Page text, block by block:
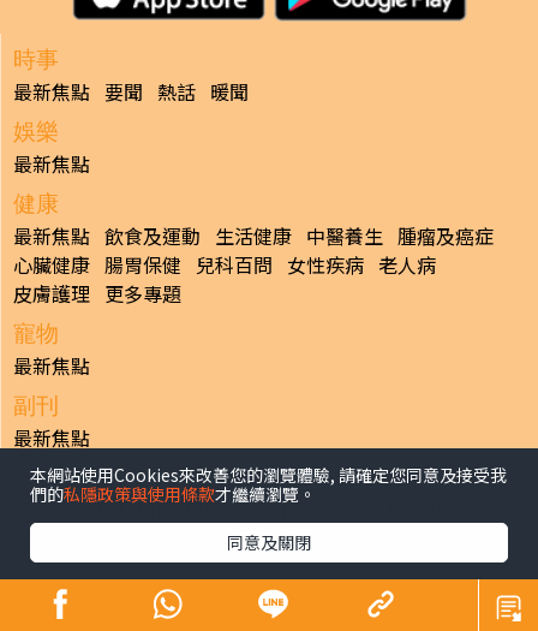
時事
最新焦點 要聞 熱話 暖聞
娛樂
最新焦點
健康
最新焦點 飲食及運動 生活健康 中醫養生 腫瘤及癌症
心臟健康 腸胃保健 兒科百問 女性疾病 老人病
皮膚護理 更多專題
寵物
最新焦點
副刊
最新焦點
日報
揭頁版 港聞 財經/地產 中國/國際
體育 專題/人物
香港經濟日報版權所有©2026
本網站使用Cookies來改善您的瀏覽體驗, 請確定您同意及接受我
們的私隱政策與使用條款才繼續瀏覽。
同意及關閉